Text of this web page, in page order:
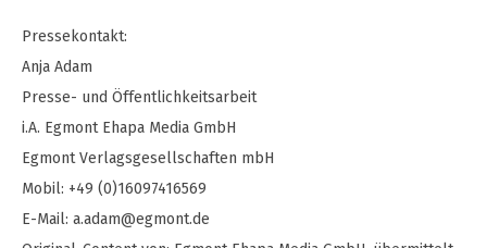
Pressekontakt:
Anja Adam
Presse- und Öffentlichkeitsarbeit
i.A. Egmont Ehapa Media GmbH
Egmont Verlagsgesellschaften mbH
Mobil: +49 (0)16097416569
E-Mail: a.adam@egmont.de